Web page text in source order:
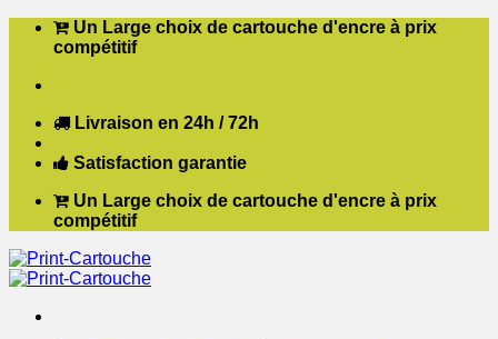
Passer Un Large choix de cartouche d'encre à prix
compétitif
Livraison en 24h / 72h
Satisfaction garantie
Un Large choix de cartouche d'encre à prix
compétitif